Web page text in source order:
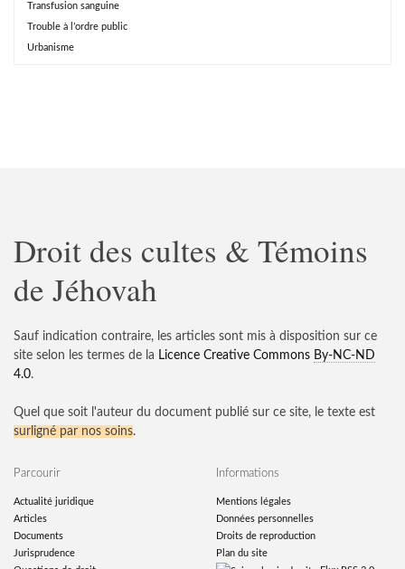
Transfusion sanguine
Trouble à l’ordre public
Urbanisme
Droit des cultes & Témoins
de Jéhovah
Sauf indication contraire, les articles sont mis à disposition sur ce
site selon les termes de la Licence Creative Commons By-NC-ND
4.0.
Quel que soit l'auteur du document publié sur ce site, le texte est
surligné par nos soins.
Parcourir
Actualité juridique
Articles
Documents
Jurisprudence
Informations
Mentions légales
Données personnelles
Droits de reproduction
Plan du site